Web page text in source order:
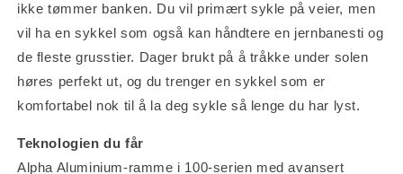
ikke tømmer banken. Du vil primært sykle på veier, men
vil ha en sykkel som også kan håndtere en jernbanesti og
de fleste grusstier. Dager brukt på å tråkke under solen
høres perfekt ut, og du trenger en sykkel som er
komfortabel nok til å la deg sykle så lenge du har lyst.
Teknologien du får
Alpha Aluminium-ramme i 100-serien med avansert